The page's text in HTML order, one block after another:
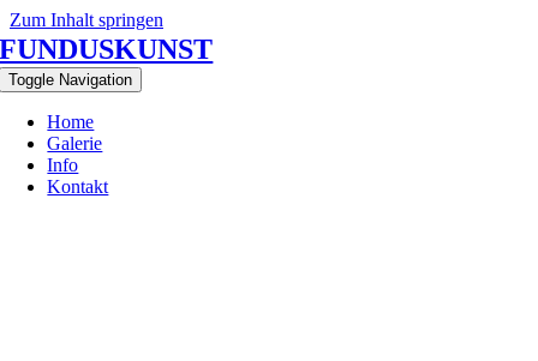
Zum Inhalt springen
FUNDUSKUNST
Toggle Navigation
Home
Galerie
Info
Kontakt